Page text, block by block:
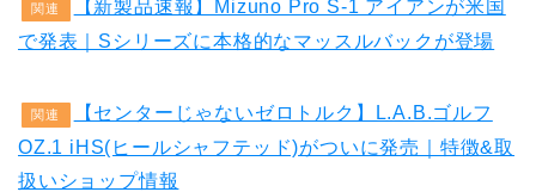
関連
【新製品速報】Mizuno Pro S-1 アイアンが米国
で発表｜Sシリーズに本格的なマッスルバックが登場
関連
【センターじゃないゼロトルク】L.A.B.ゴルフ
OZ.1 iHS(ヒールシャフテッド)がついに発売｜特徴&取
扱いショップ情報